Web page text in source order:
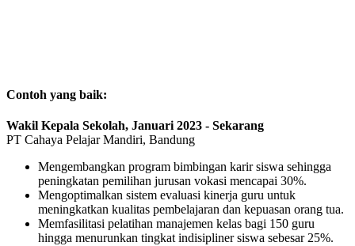
Contoh yang baik:
Wakil Kepala Sekolah, Januari 2023 - Sekarang
PT Cahaya Pelajar Mandiri, Bandung
Mengembangkan program bimbingan karir siswa sehingga
peningkatan pemilihan jurusan vokasi mencapai 30%.
Mengoptimalkan sistem evaluasi kinerja guru untuk
meningkatkan kualitas pembelajaran dan kepuasan orang tua.
Memfasilitasi pelatihan manajemen kelas bagi 150 guru
hingga menurunkan tingkat indisipliner siswa sebesar 25%.